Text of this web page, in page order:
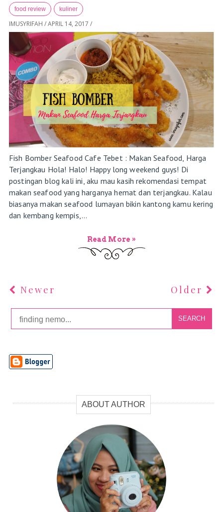
food review kuliner
IMUSYRIFAH /APRIL 14, 2017 /
Fish Bomber Seafood Cafe Tebet : Makan Seafood, Harga
Terjangkau Hola! Halo! Happy long weekend guys! Di
postingan blog kali ini, aku mau kasih rekomendasi tempat
makan seafood yang harganya hemat dan terjangkau. Kalau
biasanya makan seafood lumayan bikin kantong kamu kering
dan kembang kempis,...
Read More »
Newer Older
SEARCH
ABOUT AUTHOR